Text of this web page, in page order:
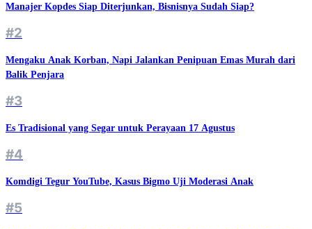
Manajer Kopdes Siap Diterjunkan, Bisnisnya Sudah Siap?
#2
Mengaku Anak Korban, Napi Jalankan Penipuan Emas Murah dari
Balik Penjara
#3
Es Tradisional yang Segar untuk Perayaan 17 Agustus
#4
Komdigi Tegur YouTube, Kasus Bigmo Uji Moderasi Anak
#5